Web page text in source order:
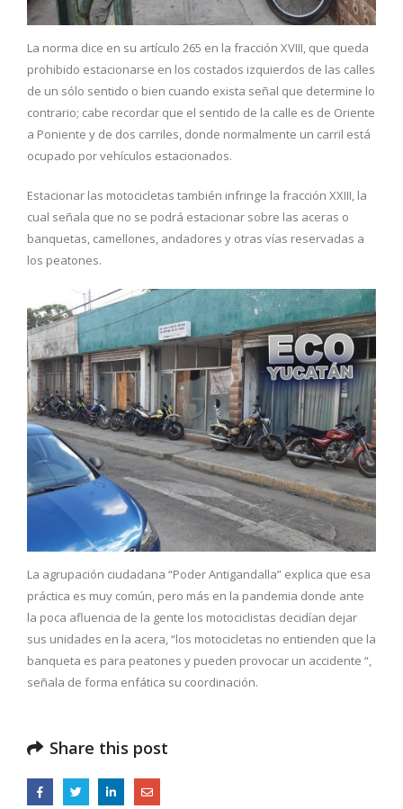
La norma dice en su artículo 265 en la fracción XVIII, que queda
prohibido estacionarse en los costados izquierdos de las calles
de un sólo sentido o bien cuando exista señal que determine lo
contrario; cabe recordar que el sentido de la calle es de Oriente
a Poniente y de dos carriles, donde normalmente un carril está
ocupado por vehículos estacionados.
Estacionar las motocicletas también infringe la fracción XXIII, la
cual señala que no se podrá estacionar sobre las aceras o
banquetas, camellones, andadores y otras vías reservadas a
los peatones.
La agrupación ciudadana “Poder Antigandalla” explica que esa
práctica es muy común, pero más en la pandemia donde ante
la poca afluencia de la gente los motociclistas decidían dejar
sus unidades en la acera, “los motocicletas no entienden que la
banqueta es para peatones y pueden provocar un accidente “,
señala de forma enfática su coordinación.
Share this post